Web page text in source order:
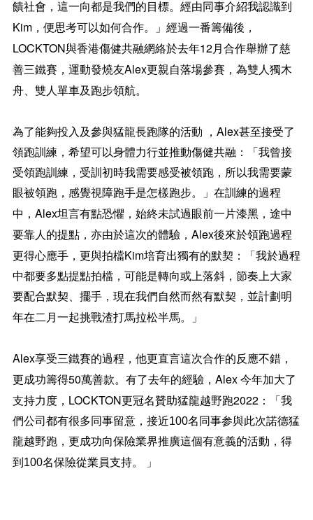
饋社會，這一向都是我們的目標。經由同事介紹我認識到
Kim，便思考可以如何合作。」經過一番籌備後，
LOCKTON與香港傷健共融網絡於去年12月合作舉辦了慈
善三鐵賽，運動發燒友Alex更親自落場參賽，為雙人獨木
舟、雙人單車及跑步領航。
為了能夠投入及參與猛龍長跑隊的活動 ， Alex甚至接受了
領跑訓練，希望可以身體力行並推動傷健共融 ：「我曾接
受領跑訓練，受訓初時我需要感受被領跑，所以我需要蒙
眼被領跑，感覺視障跑手是怎樣跑步。」在訓練的過程
中， Alex坦言有點恐懼，始終未試過眼前一片漆黑，途中
要靠人的提點，亦由於這次的體驗， Alex後來於領跑過程
更得心應手，更與拍檔Kim培育出獨有的默契：「我於過程
中都要多點提點拍檔，可能是轉向或上落斜，節奏上大家
要配合默契、擺手，現在我們自然而然有默契，並計劃明
年在二月一起挑戰渣打馬拉松半馬。」
Alex享受三鐵賽的過程，他更直言這次合作的反應不錯，
更成功籌得50萬善款。 有了去年的經驗， Alex 今年加大了
支持力度， LOCKTON更冠名贊助猛龍越野跑2022：
「我
們公司都有很多同事留意，接近100名同事参與此次諾德猛
龍越野跑，更成功向保險業界推廣這個有意義的活動，得
到 100名保險從業員支持。 」